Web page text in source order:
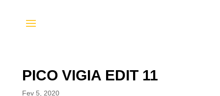
PICO VIGIA EDIT 11
Fev 5, 2020